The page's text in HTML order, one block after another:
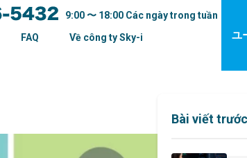
9:00 〜 18:00 Các ngày trong tuần
FAQ
Về công ty Sky-i
ユ
Bài viết trước